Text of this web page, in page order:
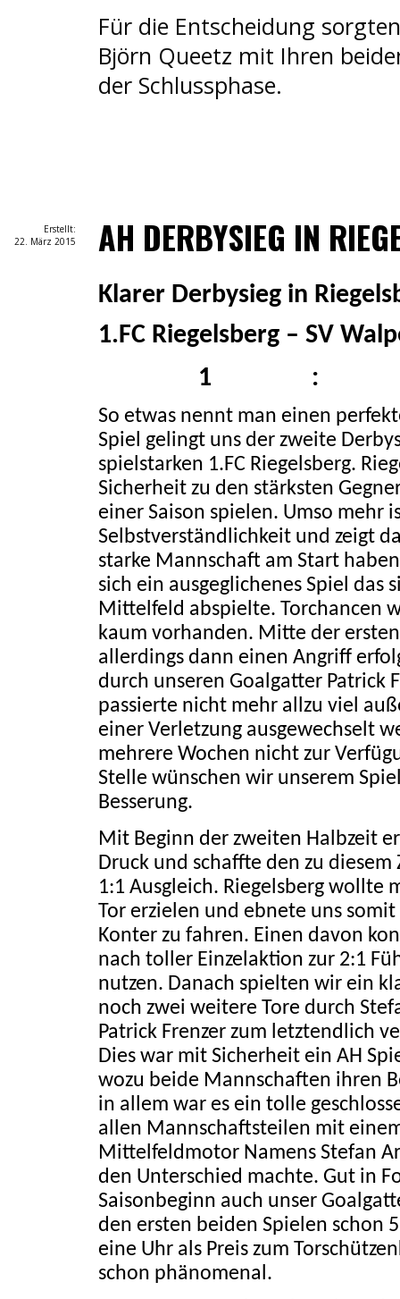
Für die Entscheidung
Björn Queetz mit Ihren
der Schlussphase.
Erstellt:
22. März 2015
AH DERBYSIEG IN
Klarer Derbysieg in
1.FC Riegelsberg – SV
1
:
So etwas nennt man einen
Spiel gelingt uns der zweite
spielstarken 1.FC Riegelsberg.
Sicherheit zu den stärksten
einer Saison spielen. Umso mehr
Selbstverständlichkeit und zeigt
starke Mannschaft am Start
sich ein ausgeglichenes Spiel das
Mittelfeld abspielte. Torchancen
kaum vorhanden. Mitte der
allerdings dann einen Angriff
durch unseren Goalgatter Patrick
passierte nicht mehr allzu viel
einer Verletzung ausgewechselt
mehrere Wochen nicht zur
Stelle wünschen wir unserem
Besserung.
Mit Beginn der zweiten Halbzeit
Druck und schaffte den zu
1:1 Ausgleich. Riegelsberg wollte
Tor erzielen und ebnete uns
Konter zu fahren. Einen davon
nach toller Einzelaktion zur 2:1
nutzen. Danach spielten wir ein
noch zwei weitere Tore durch
Patrick Frenzer zum letztendlich
Dies war mit Sicherheit ein AH
wozu beide Mannschaften ihren
in allem war es ein tolle
allen Mannschaftsteilen mit
Mittelfeldmotor Namens Stefan
den Unterschied machte. Gut in
Saisonbeginn auch unser
den ersten beiden Spielen schon
eine Uhr als Preis zum
schon phänomenal.